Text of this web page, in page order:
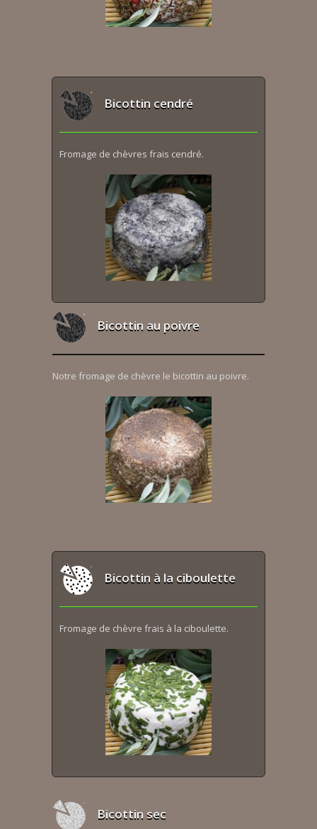
Bicottin cendré
Fromage de chèvres frais cendré.
Bicottin au poivre
Notre fromage de chèvre le bicottin au poivre.
Bicottin à la ciboulette
Fromage de chèvre frais à la ciboulette.
Bicottin sec